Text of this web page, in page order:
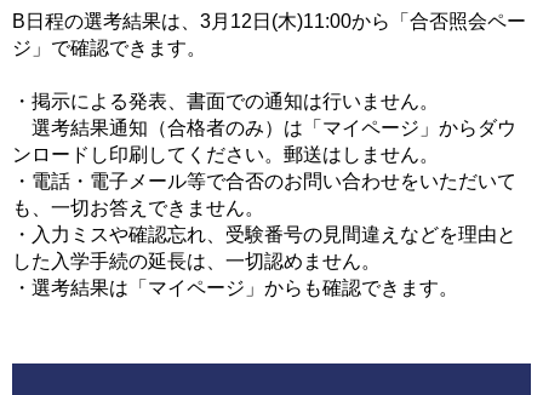
B日程の選考結果は、3月12日(木)11:00から「合否照会ペー
ジ」で確認できます。
・掲示による発表、書面での通知は行いません。
選考結果通知（合格者のみ）は「マイページ」からダウ
ンロードし印刷してください。郵送はしません。
・電話・電子メール等で合否のお問い合わせをいただいて
も、一切お答えできません。
・入力ミスや確認忘れ、受験番号の見間違えなどを理由と
した入学手続の延長は、一切認めません。
・選考結果は「マイページ」からも確認できます。